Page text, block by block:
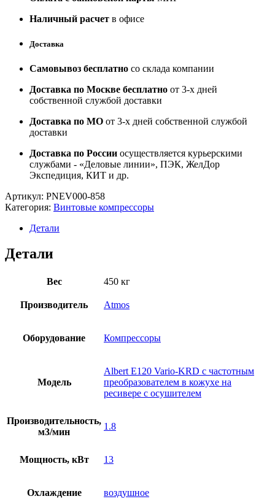
Наличный расчет в офисе
Доставка
Самовывоз бесплатно со склада компании
Доставка по Москве бесплатно от 3-х дней
собственной службой доставки
Доставка по МО от 3-х дней собственной службой
доставки
Доставка по России осуществляется курьерскими
службами - «Деловые линии», ПЭК, ЖелДор
Экспедиция, КИТ и др.
Артикул: PNEV000-858
Категория: Винтовые компрессоры
Детали
Детали
Вес 450 кг
Производитель Atmos
Оборудование Компрессоры
Модель
Albert E120 Vario-KRD с частотным
преобразователем в кожухе на
ресивере с осушителем
Производительность,
м3/мин
1.8
Мощность, кВт 13
Охлаждение воздушное